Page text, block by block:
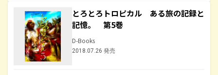
とろとろトロピカル ある旅の記録と
記憶。 第5巻
D-Books
2018.07.26 発売